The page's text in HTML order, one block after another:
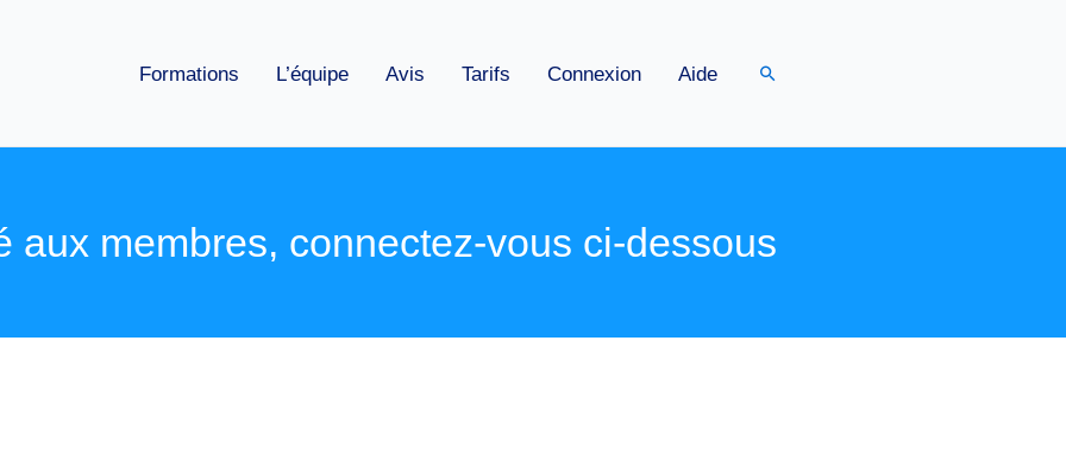
Formations L’équipe Avis Tarifs Connexion Aide Rechercher
aux membres, connectez-vous ci-dessous